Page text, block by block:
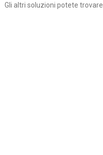
Gli altri soluzioni potete trovare